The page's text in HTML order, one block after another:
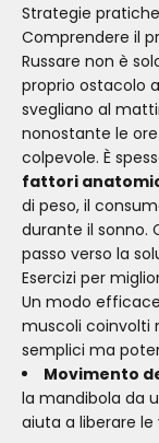
Strategie
Comprendere il
Russare non è
proprio ostacolo
svegliano al
nonostante le
colpevole. È
fattori
di peso, il
durante il sonno.
passo verso la
Esercizi per
Un modo
muscoli coinvolti
semplici ma
Movimento
la mandibola da
aiuta a liberare le